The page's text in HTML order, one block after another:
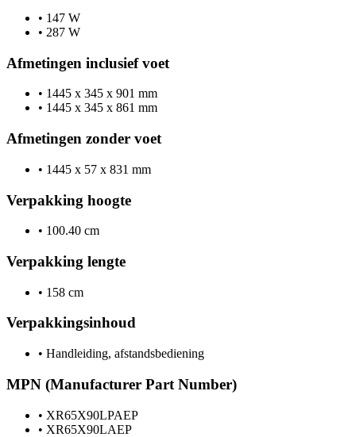
• 147 W
• 287 W
Afmetingen inclusief voet
• 1445 x 345 x 901 mm
• 1445 x 345 x 861 mm
Afmetingen zonder voet
• 1445 x 57 x 831 mm
Verpakking hoogte
• 100.40 cm
Verpakking lengte
• 158 cm
Verpakkingsinhoud
• Handleiding, afstandsbediening
MPN (Manufacturer Part Number)
• XR65X90LPAEP
• XR65X90LAEP